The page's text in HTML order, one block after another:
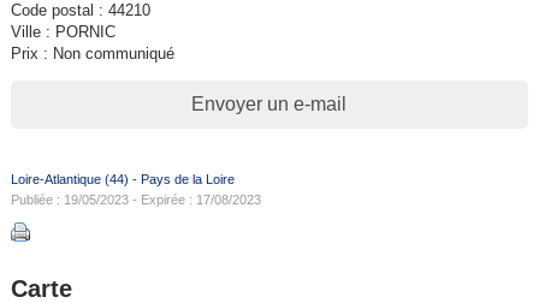
Code postal : 44210
Ville : PORNIC
Prix : Non communiqué
Envoyer un e-mail
Loire-Atlantique (44) - Pays de la Loire
Publiée : 19/05/2023 - Expirée : 17/08/2023
Carte